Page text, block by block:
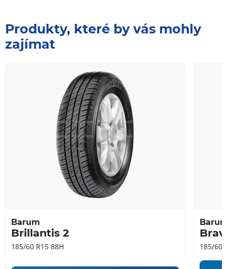
Produkty, které by vás mohly
zajímat
Barum
Brillantis 2
185/60 R15 88H 185/60